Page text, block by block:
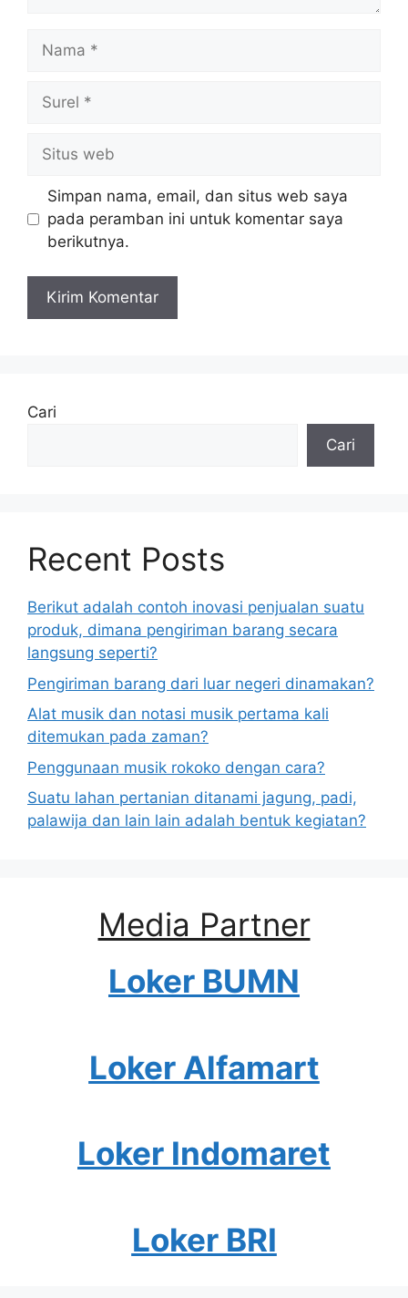
web
Simpan nama, email, dan situs web saya
pada peramban ini untuk komentar saya
berikutnya.
Cari
Cari
Recent Posts
Berikut adalah contoh inovasi penjualan suatu
produk, dimana pengiriman barang secara
langsung seperti?
Pengiriman barang dari luar negeri dinamakan?
Alat musik dan notasi musik pertama kali
ditemukan pada zaman?
Penggunaan musik rokoko dengan cara?
Suatu lahan pertanian ditanami jagung, padi,
palawija dan lain lain adalah bentuk kegiatan?
Media Partner
Loker BUMN
Loker Alfamart
Loker Indomaret
Loker BRI